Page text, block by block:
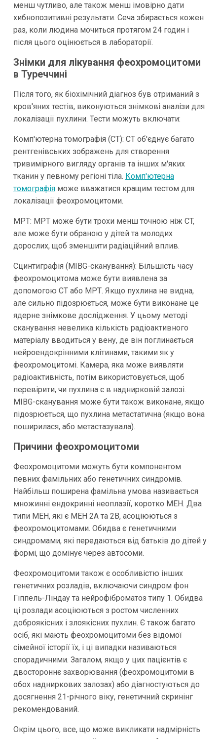
менш чутливо, але також менш імовірно дати
хибнопозитивні результати. Сеча збирається кожен
раз, коли людина мочиться протягом 24 годин і
після цього оцінюється в лабораторії.
Знімки для лікування феохромоцитоми
в Туреччині
Після того, як біохімічний діагноз був отриманий з
кров'яних тестів, виконуються знімкові аналізи для
локалізації пухлини. Тести можуть включати:
Комп'ютерна томографія (CT): CT об'єднує багато
рентгенівських зображень для створення
тривимірного вигляду органів та інших м'яких
тканин у певному регіоні тіла. Комп'ютерна
томографіяможе вважатися кращим тестом для
локалізації феохромоцитоми.
МРТ: МРТ може бути трохи менш точною ніж CT,
але може бути обраною у дітей та молодих
дорослих, щоб зменшити радіаційний вплив.
Сцинтиграфія (MIBG-сканування): Більшість часу
феохромоцитома може бути виявлена за
допомогою CT або МРТ. Якщо пухлина не видна,
але сильно підозрюється, може бути виконане це
ядерне знімкове дослідження. У цьому методі
сканування невелика кількість радіоактивного
матеріалу вводиться у вену, де він поглинається
нейроендокрінними клітинами, такими як у
феохромоцитомі. Камера, яка може виявляти
радіоактивність, потім використовується, щоб
перевірити, чи пухлина є в наднирковій залозі.
MIBG-сканування може бути також виконане, якщо
підозрюється, що пухлина метастатична (якщо вона
поширилася, або метастазувала).
Причини феохромоцитоми
Феохромоцитоми можуть бути компонентом
певних фамільних або генетичних синдромів.
Найбільш поширена фамільна умова називається
множинні ендокринні неоплазії, коротко МЕН. Два
типи МЕН, які є МЕН 2А та 2В, асоціюються з
феохромоцитомами. Обидва є генетичними
синдромами, які передаються від батьків до дітей у
формі, що домінує через автосоми.
Феохромоцитоми також є особливістю інших
генетичних розладів, включаючи синдром фон
Гіппель-Ліндау та нейрофіброматоз типу 1. Обидва
ці розлади асоціюються з ростом численних
доброякісних і злоякісних пухлин. Є також багато
осіб, які мають феохромоцитоми без відомої
сімейної історії їх, і ці випадки називаються
спорадичними. Загалом, якщо у цих пацієнтів є
двостороннє захворювання (феохромоцитоми в
обох надниркових залозах) або діагностуються до
досягнення 21-річного віку, генетичний скринінг
рекомендований.
Окрім цього, все, що може викликати надмірність